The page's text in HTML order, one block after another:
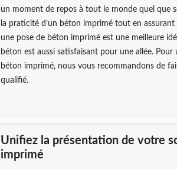
un moment de repos à tout le monde quel que
la praticité d’un béton imprimé tout en assurant
une pose de béton imprimé est une meilleure
béton est aussi satisfaisant pour une allée.
béton imprimé, nous vous recommandons de
qualifié.
Unifiez la présentation de votre
imprimé